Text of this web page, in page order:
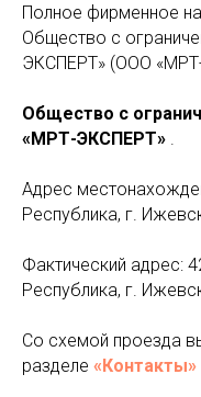
Полное фирменное
Общество с
ЭКСПЕРТ» (ООО
Общество с
«МРТ-ЭКСПЕРТ» .
Адрес
Республика, г.
Фактический адрес:
Республика, г.
Со схемой проезда
разделе «Контакты»